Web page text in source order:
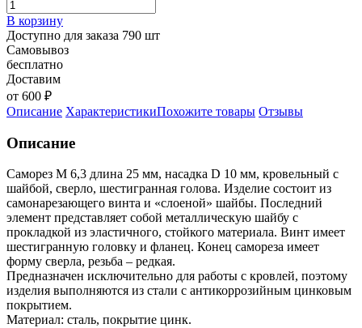
В корзину
Доступно для заказа 790 шт
Самовывоз
бесплатно
Доставим
от 600 ₽
Описание ХарактеристикиПохожите товары Отзывы
Описание
Саморез М 6,3 длина 25 мм, насадка D 10 мм, кровельный с
шайбой, сверло, шестигранная голова. Изделие состоит из
самонарезающего винта и «слоеной» шайбы. Последний
элемент представляет собой металлическую шайбу с
прокладкой из эластичного, стойкого материала. Винт имеет
шестигранную головку и фланец. Конец самореза имеет
форму сверла, резьба – редкая.
Предназначен исключительно для работы с кровлей, поэтому
изделия выполняются из стали с антикоррозийным цинковым
покрытием.
Материал: сталь, покрытие цинк.